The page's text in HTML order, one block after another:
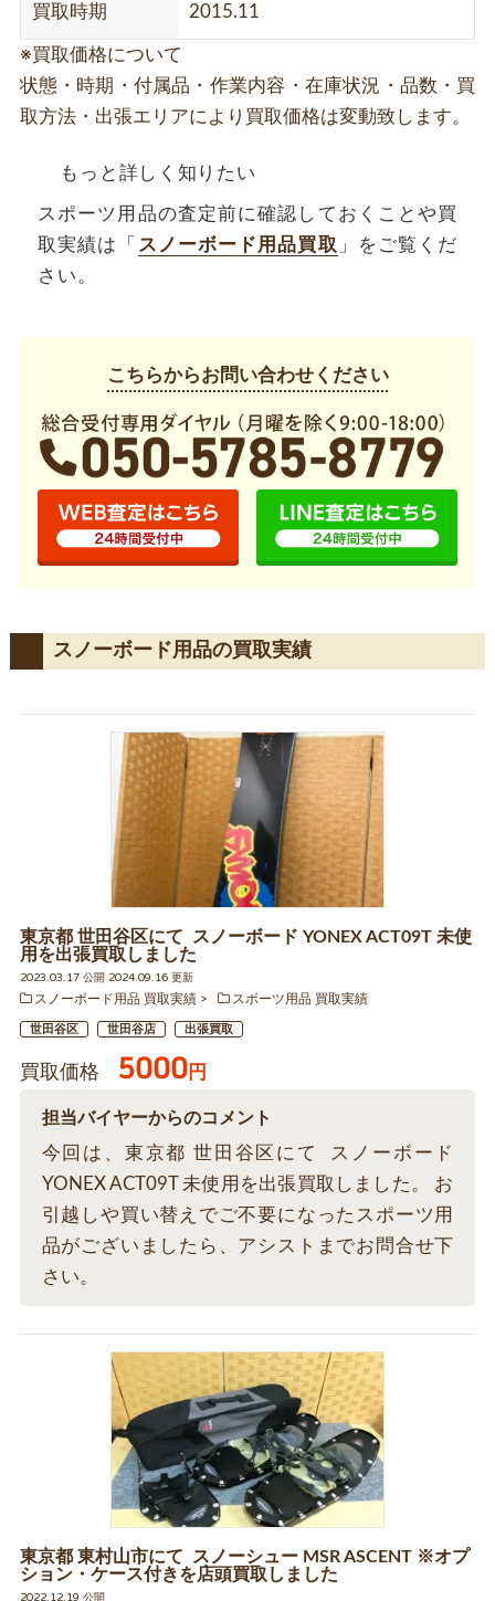
買取時期 2015.11
※買取価格について
状態・時期・付属品・作業内容・在庫状況・品数・買
取方法・出張エリアにより買取価格は変動致します。
もっと詳しく知りたい
スポーツ用品の査定前に確認しておくことや買
取実績は「 スノーボード用品買取 」をご覧くだ
さい。
こちらからお問い合わせください
スノーボード用品の買取実績
東京都 世田谷区にて スノーボード YONEX ACT09T 未使
用を出張買取しました
2023.03.17 公開 2024.09.16 更新
スノーボード用品 買取実績
スポーツ用品 買取実績
世田谷区 世田谷店 出張買取
買取価格 5000円
担当バイヤーからのコメント
今回は、東京都 世田谷区にて スノーボード
YONEX ACT09T 未使用を出張買取しました。 お
引越しや買い替えでご不要になったスポーツ用
品がございましたら、アシストまでお問合せ下
さい。
東京都 東村山市にて スノーシュー MSR ASCENT ※オプ
ション・ケース付きを店頭買取しました
2022.12.19 公開